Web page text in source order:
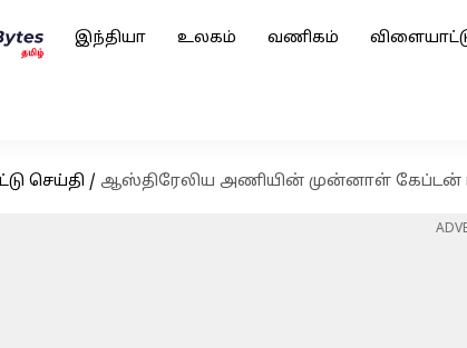
இந்தியா உலகம் வணிகம்
செய்தி / ஆஸ்திரேலிய அணியின் முன்னாள் கேப்டன்